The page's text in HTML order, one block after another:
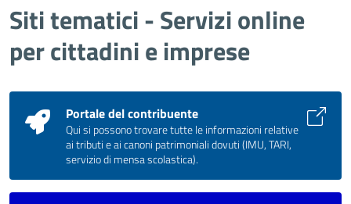
Siti tematici - Servizi online
per cittadini e imprese
Portale del contribuente
Qui si possono trovare tutte le informazioni relative
ai tributi e ai canoni patrimoniali dovuti (IMU, TARI,
servizio di mensa scolastica).